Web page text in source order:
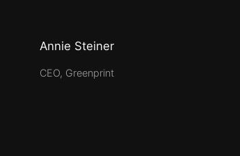
Annie Steiner
CEO, Greenprint